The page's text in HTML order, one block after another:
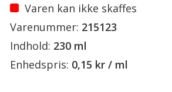
Varen kan ikke skaffes
Varenummer: 215123
Indhold: 230 ml
Enhedspris: 0,15 kr / ml